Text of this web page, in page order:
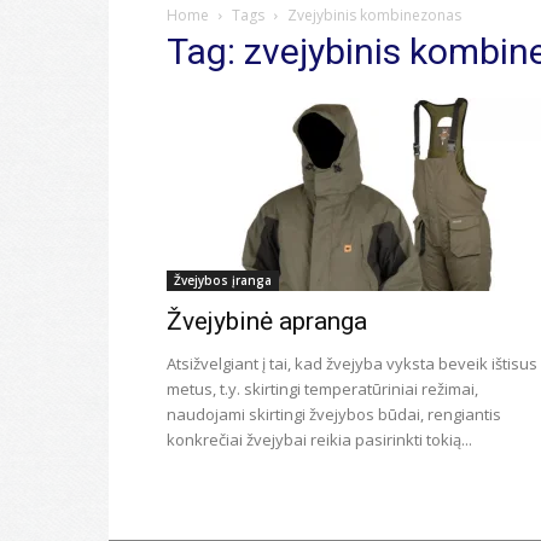
Home Tags Zvejybinis kombinezonas
Tag: zvejybinis
Žvejybos įranga
Žvejybinė apranga
Atsižvelgiant į tai, kad žvejyba vyksta beveik ištisus
metus, t.y. skirtingi temperatūriniai režimai,
naudojami skirtingi žvejybos būdai, rengiantis
konkrečiai žvejybai reikia pasirinkti tokią...